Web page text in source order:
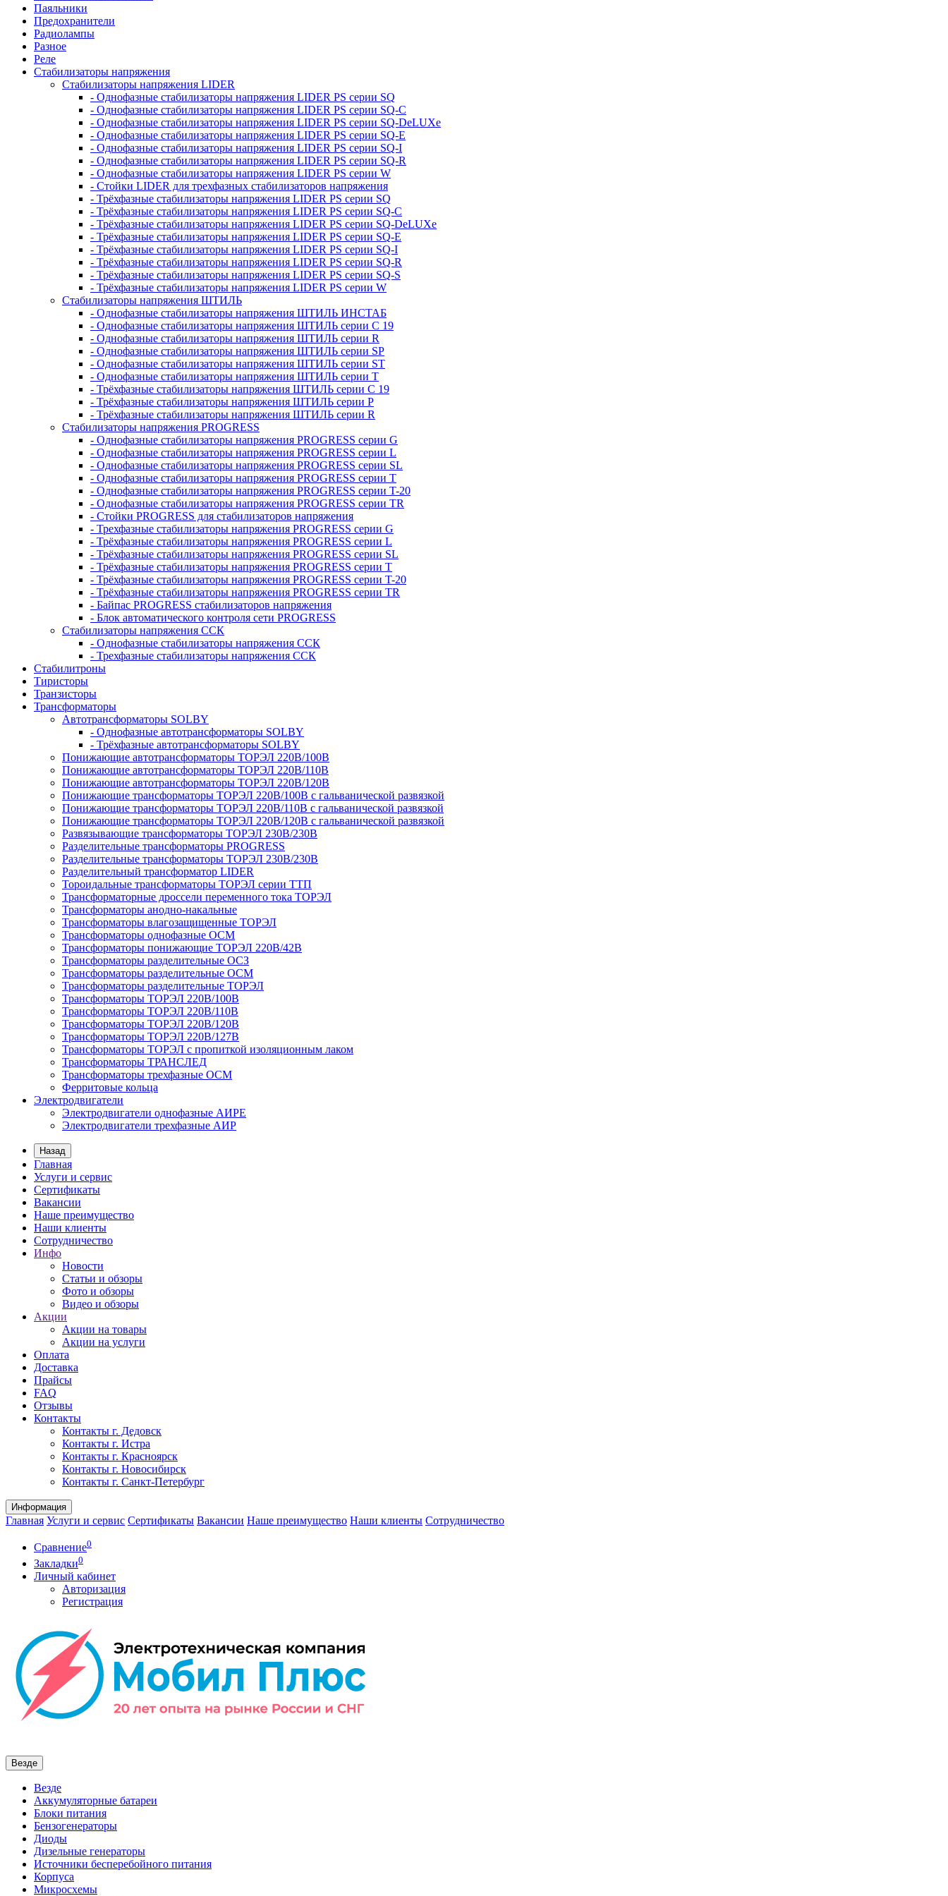
Паяльники
Предохранители
Радиолампы
Разное
Реле
Стабилизаторы напряжения
Стабилизаторы напряжения LIDER
- Однофазные стабилизаторы напряжения LIDER PS серии SQ
- Однофазные стабилизаторы напряжения LIDER PS серии SQ-C
- Однофазные стабилизаторы напряжения LIDER PS серии SQ-DeLUXe
- Однофазные стабилизаторы напряжения LIDER PS серии SQ-E
- Однофазные стабилизаторы напряжения LIDER PS серии SQ-I
- Однофазные стабилизаторы напряжения LIDER PS серии SQ-R
- Однофазные стабилизаторы напряжения LIDER PS серии W
- Стойки LIDER для трехфазных стабилизаторов напряжения
- Трёхфазные стабилизаторы напряжения LIDER PS серии SQ
- Трёхфазные стабилизаторы напряжения LIDER PS серии SQ-C
- Трёхфазные стабилизаторы напряжения LIDER PS серии SQ-DeLUXe
- Трёхфазные стабилизаторы напряжения LIDER PS серии SQ-E
- Трёхфазные стабилизаторы напряжения LIDER PS серии SQ-I
- Трёхфазные стабилизаторы напряжения LIDER PS серии SQ-R
- Трёхфазные стабилизаторы напряжения LIDER PS серии SQ-S
- Трёхфазные стабилизаторы напряжения LIDER PS серии W
Стабилизаторы напряжения ШТИЛЬ
- Однофазные стабилизаторы напряжения ШТИЛЬ ИНСТАБ
- Однофазные стабилизаторы напряжения ШТИЛЬ серии C 19
- Однофазные стабилизаторы напряжения ШТИЛЬ серии R
- Однофазные стабилизаторы напряжения ШТИЛЬ серии SP
- Однофазные стабилизаторы напряжения ШТИЛЬ серии ST
- Однофазные стабилизаторы напряжения ШТИЛЬ серии T
- Трёхфазные стабилизаторы напряжения ШТИЛЬ серии C 19
- Трёхфазные стабилизаторы напряжения ШТИЛЬ серии P
- Трёхфазные стабилизаторы напряжения ШТИЛЬ серии R
Стабилизаторы напряжения PROGRESS
- Однофазные стабилизаторы напряжения PROGRESS серии G
- Однофазные стабилизаторы напряжения PROGRESS серии L
- Однофазные стабилизаторы напряжения PROGRESS серии SL
- Однофазные стабилизаторы напряжения PROGRESS серии T
- Однофазные стабилизаторы напряжения PROGRESS серии T-20
- Однофазные стабилизаторы напряжения PROGRESS серии TR
- Стойки PROGRESS для стабилизаторов напряжения
- Трехфазные стабилизаторы напряжения PROGRESS серии G
- Трёхфазные стабилизаторы напряжения PROGRESS серии L
- Трёхфазные стабилизаторы напряжения PROGRESS серии SL
- Трёхфазные стабилизаторы напряжения PROGRESS серии T
- Трёхфазные стабилизаторы напряжения PROGRESS серии T-20
- Трёхфазные стабилизаторы напряжения PROGRESS серии TR
- Байпас PROGRESS стабилизаторов напряжения
- Блок автоматического контроля сети PROGRESS
Стабилизаторы напряжения ССК
- Однофазные стабилизаторы напряжения ССК
- Трехфазные стабилизаторы напряжения ССК
Стабилитроны
Тиристоры
Транзисторы
Трансформаторы
Автотрансформаторы SOLBY
- Однофазные автотрансформаторы SOLBY
- Трёхфазные автотрансформаторы SOLBY
Понижающие автотрансформаторы ТОРЭЛ 220В/100В
Понижающие автотрансформаторы ТОРЭЛ 220В/110В
Понижающие автотрансформаторы ТОРЭЛ 220В/120В
Понижающие трансформаторы ТОРЭЛ 220В/100В с гальванической развязкой
Понижающие трансформаторы ТОРЭЛ 220В/110В с гальванической развязкой
Понижающие трансформаторы ТОРЭЛ 220В/120В с гальванической развязкой
Развязывающие трансформаторы ТОРЭЛ 230В/230В
Разделительные трансформаторы PROGRESS
Разделительные трансформаторы ТОРЭЛ 230В/230В
Разделительный трансформатор LIDER
Тороидальные трансформаторы ТОРЭЛ серии ТТП
Трансформаторные дроссели переменного тока ТОРЭЛ
Трансформаторы анодно-накальные
Трансформаторы влагозащищенные ТОРЭЛ
Трансформаторы однофазные ОСМ
Трансформаторы понижающие ТОРЭЛ 220В/42В
Трансформаторы разделительные ОСЗ
Трансформаторы разделительные ОСМ
Трансформаторы разделительные ТОРЭЛ
Трансформаторы ТОРЭЛ 220В/100В
Трансформаторы ТОРЭЛ 220В/110В
Трансформаторы ТОРЭЛ 220В/120В
Трансформаторы ТОРЭЛ 220В/127В
Трансформаторы ТОРЭЛ с пропиткой изоляционным лаком
Трансформаторы ТРАНСЛЕД
Трансформаторы трехфазные ОСМ
Ферритовые кольца
Электродвигатели
Электродвигатели однофазные АИРЕ
Электродвигатели трехфазные АИР
Назад
Главная
Услуги и сервис
Сертификаты
Вакансии
Наше преимущество
Наши клиенты
Сотрудничество
Инфо
Новости
Статьи и обзоры
Фото и обзоры
Видео и обзоры
Акции
Акции на товары
Акции на услуги
Оплата
Доставка
Прайсы
FAQ
Отзывы
Контакты
Контакты г. Дедовск
Контакты г. Истра
Контакты г. Красноярск
Контакты г. Новосибирск
Контакты г. Санкт-Петербург
Информация
Главная Услуги и сервис Сертификаты Вакансии Наше преимущество Наши клиенты Сотрудничество
Сравнение0
Закладки0
Личный кабинет
Авторизация
Регистрация
Везде
Везде
Аккумуляторные батареи
Блоки питания
Бензогенераторы
Диоды
Дизельные генераторы
Источники бесперебойного питания
Корпуса
Микросхемы